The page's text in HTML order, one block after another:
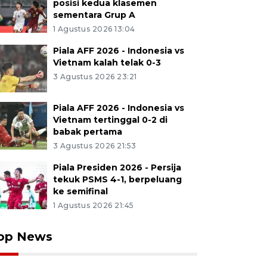
posisi kedua klasemen
sementara Grup A
1 Agustus 2026 13:04
Piala AFF 2026 - Indonesia vs
Vietnam kalah telak 0-3
3 Agustus 2026 23:21
Piala AFF 2026 - Indonesia vs
Vietnam tertinggal 0-2 di
babak pertama
3 Agustus 2026 21:53
Piala Presiden 2026 - Persija
tekuk PSMS 4-1, berpeluang
ke semifinal
1 Agustus 2026 21:45
News